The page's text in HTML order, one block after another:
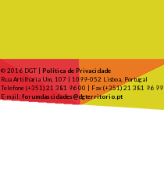
© 2016 DGT | Política de Privacidade
Rua Artilharia Um, 107 | 1099-052 Lisboa, Portugal
Telefone (+351) 21 381 96 00 | Fax (+351) 21 381 96 99
E-mail: forumdascidades@dgterritorio.pt